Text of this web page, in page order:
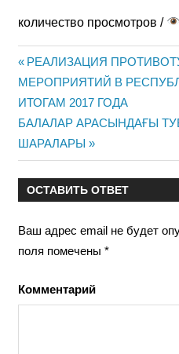
количество просмотров /
Навигация
по
записям
Предыдущая
запись:
РЕАЛИЗАЦИЯ
МЕРОПРИЯТИЙ В
ИТОГАМ 2017 ГОДА
Следующая
запись:
БАЛАЛАР АРАСЫНДАҒЫ
ШАРАЛАРЫ
ОСТАВИТЬ ОТВЕТ
Ваш адрес email не будет
поля помечены *
Комментарий